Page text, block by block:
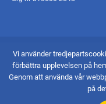
© 2026 - Södertälje
Skapad av Pigment
Vi använder
förbättra upplevelsen på
Genom att använda vår
på